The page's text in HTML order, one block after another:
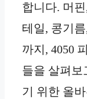
합니다. 머
테일, 콩기
까지, 4050
들을 살펴보
기 위한 올